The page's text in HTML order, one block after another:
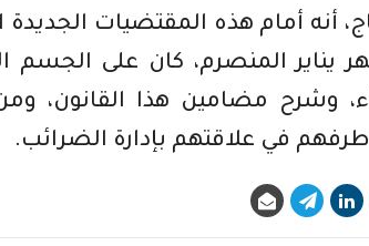
يناير المنصرم، كان على الجسم
وشرح مضامين هذا القانون،
في علاقتهم بإدارة الضرائب.